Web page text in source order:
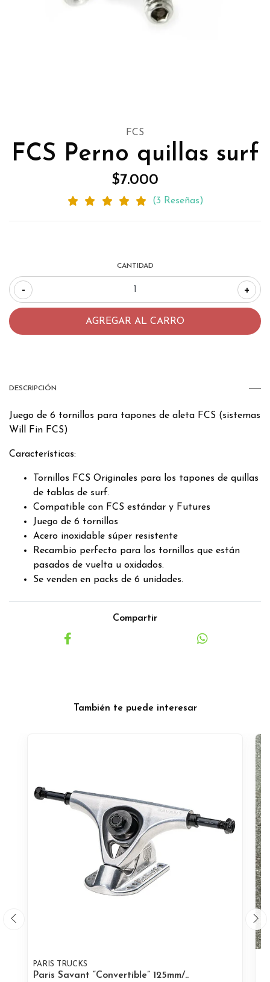
FCS
FCS Perno quillas surf
$7.000
(3 Reseñas)
CANTIDAD
- +
DESCRIPCIÓN
Juego de 6 tornillos para tapones de aleta FCS (sistemas
Will Fin FCS)
Características:
Tornillos FCS Originales para los tapones de quillas
de tablas de surf.
Compatible con FCS estándar y Futures
Juego de 6 tornillos
Acero inoxidable súper resistente
Recambio perfecto para los tornillos que están
pasados de vuelta u oxidados.
Se venden en packs de 6 unidades.
Compartir
También te puede interesar
PARIS TRUCKS
Paris Savant “Convertible” 125mm/..